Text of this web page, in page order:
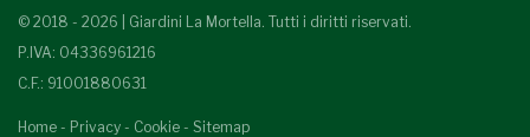
© 2018 - 2026 | Giardini La Mortella. Tutti i diritti riservati.
P.IVA: 04336961216
C.F.: 91001880631
Home - Privacy - Cookie - Sitemap